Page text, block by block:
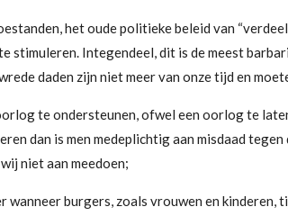
het oude politieke beleid van
stimuleren. Integendeel, dit is de meest
daden zijn niet meer van onze tijd en
te ondersteunen, ofwel een oorlog te
dan is men medeplichtig aan misdaad
niet aan meedoen;
wanneer burgers, zoals vrouwen en